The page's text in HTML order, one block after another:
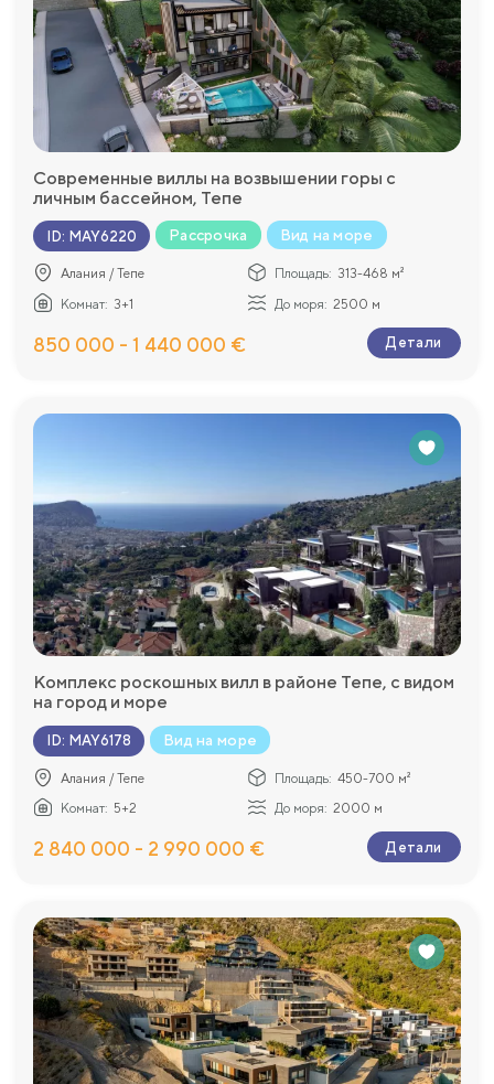
Современные виллы на возвышении горы с
личным бассейном, Тепе
ID: MAY6220 Рассрочка Вид на море
Алания / Тепе Площадь: 313-468 м²
Комнат: 3+1 До моря: 2500 м
850 000 - 1 440 000 € Детали
Комплекс роскошных вилл в районе Тепе, с видом
на город и море
ID: MAY6178 Вид на море
Алания / Тепе Площадь: 450-700 м²
Комнат: 5+2 До моря: 2000 м
2 840 000 - 2 990 000 € Детали